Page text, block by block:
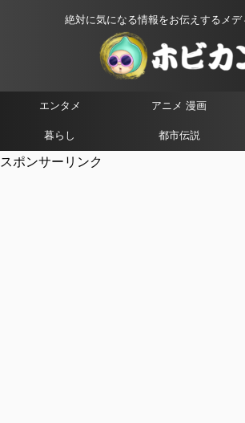
絶対に気になる情報をお伝えするメデ
エンタメ アニメ 漫画
暮らし 都市伝説
スポンサーリンク